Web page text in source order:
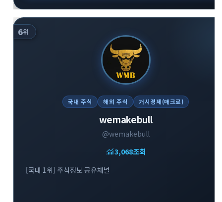
6위
국내 주식 해외 주식 거시경제(매크로)
wemakebull
@wemakebull
monitoring3,068조회
[국내 1위] 주식정보 공유채널